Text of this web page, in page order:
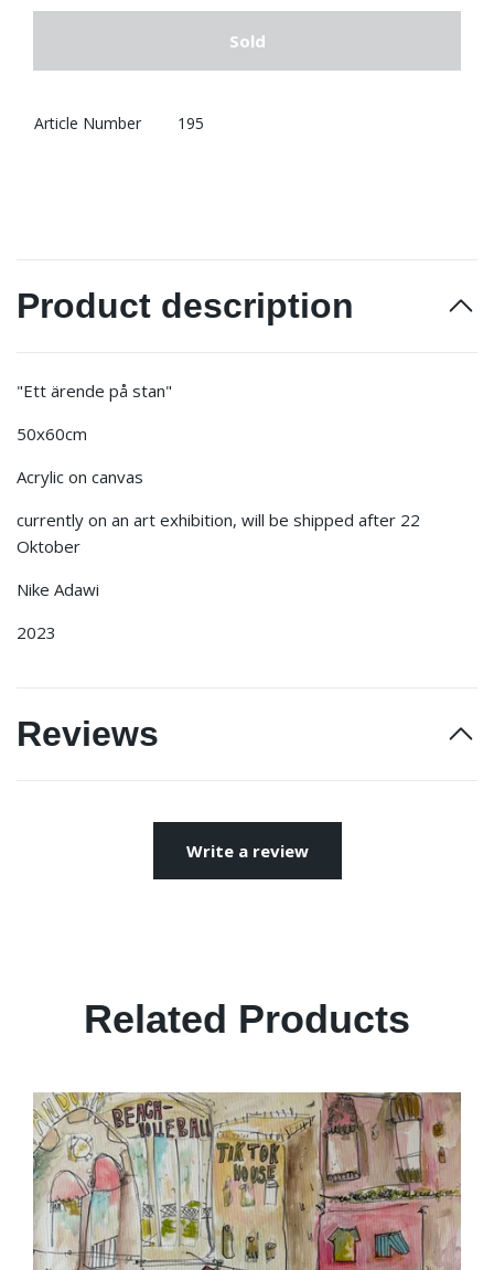
Sold
Article Number 195
Product description
"Ett ärende på stan"
50x60cm
Acrylic on canvas
currently on an art exhibition, will be shipped after 22
Oktober
Nike Adawi
2023
Reviews
Write a review
Related Products